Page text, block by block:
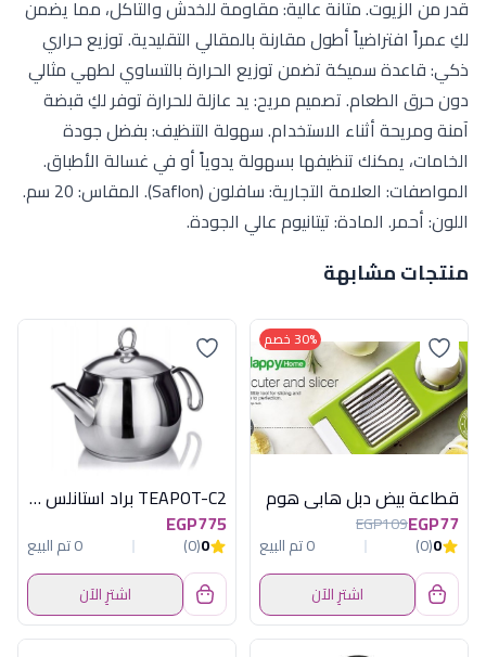
قدر من الزيوت. متانة عالية: مقاومة للخدش والتاكل، مما يضمن
لكِ عمراً افتراضياً أطول مقارنة بالمقالي التقليدية. توزيع حراري
ذكي: قاعدة سميكة تضمن توزيع الحرارة بالتساوي لطهي مثالي
دون حرق الطعام. تصميم مريح: يد عازلة للحرارة توفر لكِ قبضة
آمنة ومريحة أثناء الاستخدام. سهولة التنظيف: بفضل جودة
الخامات، يمكنك تنظيفها بسهولة يدوياً أو في غسالة الأطباق.
المواصفات: العلامة التجارية: سافلون (Saflon). المقاس: 20 سم.
اللون: أحمر. المادة: تيتانيوم عالي الجودة.
منتجات مشابهة
30% خصم
قطاعة بيض دبل هابى هوم
EGP77
EGP109
0
(0)
0 تم البيع
اشترِ الآن
TEAPOT-C2 براد استانلس 2 لتر
EGP775
0
(0)
0 تم البيع
اشترِ الآن